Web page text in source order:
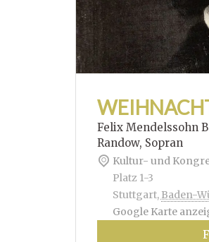
Felix Mendelssohn
Randow,
Kultur- und
Platz 1-3
Stuttgart, Baden-
Google Karte